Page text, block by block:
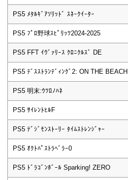
PS5 ﾒﾀﾙｷﾞｱｿﾘｯﾄﾞ ｽﾈｰｸｲｰﾀｰ
PS5 ﾌﾟﾛ野球ｽﾋﾟﾘｯﾂ2024-2025
PS5 FFT ｲｳﾞｧﾘｰｽ ｸﾛﾆｸﾙｽﾞ DE
PS5 ﾃﾞｽｽﾄﾗﾝﾃﾞｨﾝｸﾞ2: ON THE BEACH
PS5 明末:ｳﾂﾛﾉﾊﾈ
PS5 ｻｲﾚﾝﾄﾋﾙF
PS5 ﾃﾞｼﾞﾓﾝｽﾄｰﾘｰ ﾀｲﾑｽﾄﾚﾝｼﾞｬｰ
PS5 ｵｸﾄﾊﾟｽﾄﾗﾍﾞﾗｰ0
PS5 ﾄﾞﾗｺﾞﾝﾎﾞｰﾙ Sparking! ZERO